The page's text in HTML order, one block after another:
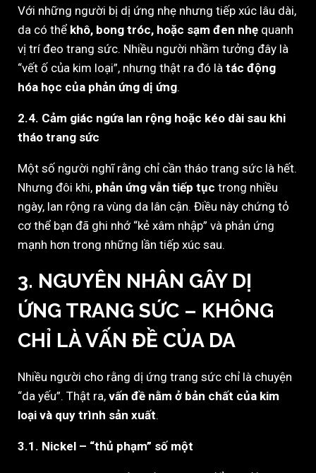
Với những người bị dị ứng nhẹ nhưng tiếp xúc lâu dài,
da có thể khô, bong tróc, hoặc sạm đen nhẹ quanh
vị trí đeo trang sức. Nhiều người nhầm tưởng đây là
“vết ố của kim loại”, nhưng thật ra đó là tác động
hóa học của phản ứng dị ứng.
2.4. Cảm giác ngứa lan rộng hoặc kéo dài sau khi
tháo trang sức
Một số người nghĩ rằng chỉ cần tháo trang sức là hết.
Nhưng đôi khi, phản ứng vẫn tiếp tục trong nhiều
ngày, lan rộng ra vùng da lân cận. Điều này chứng tỏ
cơ thể bạn đã ghi nhớ “kẻ xâm nhập” và phản ứng
mạnh hơn trong những lần tiếp xúc sau.
3. NGUYÊN NHÂN GÂY DỊ
ỨNG TRANG SỨC – KHÔNG
CHỈ LÀ VẤN ĐỀ CỦA DA
Nhiều người cho rằng dị ứng trang sức chỉ là chuyện
“da yếu”. Thật ra, vấn đề nằm ở bản chất của kim
loại và quy trình sản xuất.
3.1. Nickel – “thủ phạm” số một